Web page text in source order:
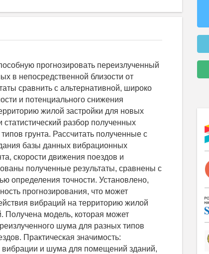
прогнозировать переизлученный
в непосредственной близости от
сравнить с альтернативной, широко
и потенциального снижения
жилой застройки для новых
разбор полученных
грунта. Рассчитать полученные с
базы данных вибрационных
скорости движения поездов и
полученные результаты, сравнены с
определения точности. Установлено,
прогнозирования, что может
вибраций на территорию жилой
Получена модель, которая может
шума для разных типов
Практическая значимость:
вибрации и шума для помещений зданий,